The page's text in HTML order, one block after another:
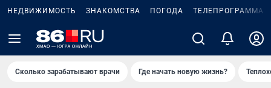
НЕДВИЖИМОСТЬ ЗНАКОМСТВА ПОГОДА ТЕЛЕПРОГРАММА
Сколько зарабатывают врачи Где начать новую жизнь?